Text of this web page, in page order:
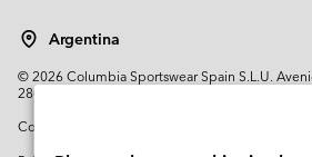
Argentina
© 2026Columbia Sportswear Spain S.L.U.
28002 Madrid, España. Todos los derechos
Condiciones de uso